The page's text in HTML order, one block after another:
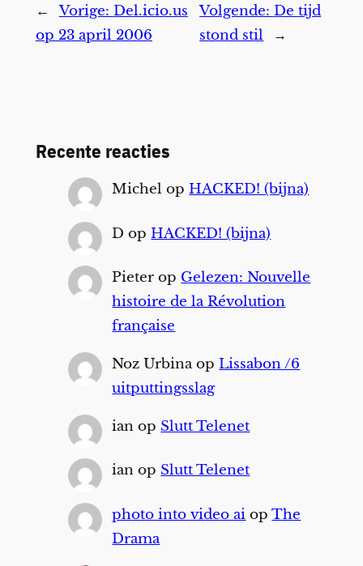
← Vorige: Del.icio.us
op 23 april 2006
Volgende:De tijd
stond stil
→
Recente reacties
Michel opHACKED! (bijna)
D opHACKED! (bijna)
Pieter op Gelezen: Nouvelle
histoire de la Révolution
française
Noz UrbinaopLissabon /6
uitputtingsslag
ian op Slutt Telenet
ian op Slutt Telenet
photo into video ai opThe
Drama